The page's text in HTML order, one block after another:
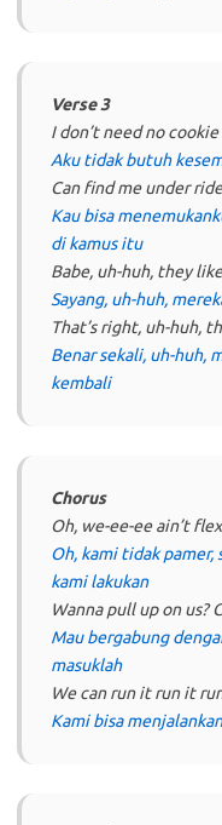
Verse 3
I don’t need no
Aku tidak butuh
Can find me under
Kau bisa
di kamus itu
Babe, uh-huh, they
Sayang, uh-huh,
That’s right, uh-huh,
Benar sekali, uh-huh,
kembali
Chorus
Oh, we-ee-ee ain’t
Oh, kami tidak pamer,
kami lakukan
Wanna pull up on us?
Mau bergabung
masuklah
We can run it run it
Kami bisa